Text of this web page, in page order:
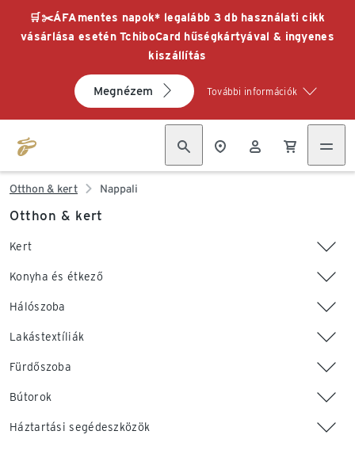
🛒✂️ÁFAmentes napok* legalább 3 db használati cikk
vásárlása esetén TchiboCard hűségkártyával & ingyenes
kiszállítás
Megnézem További információk
Otthon & kert Nappali
Otthon & kert
Kert
Konyha és étkező
Hálószoba
Lakástextíliák
Fürdőszoba
Bútorok
Háztartási segédeszközök